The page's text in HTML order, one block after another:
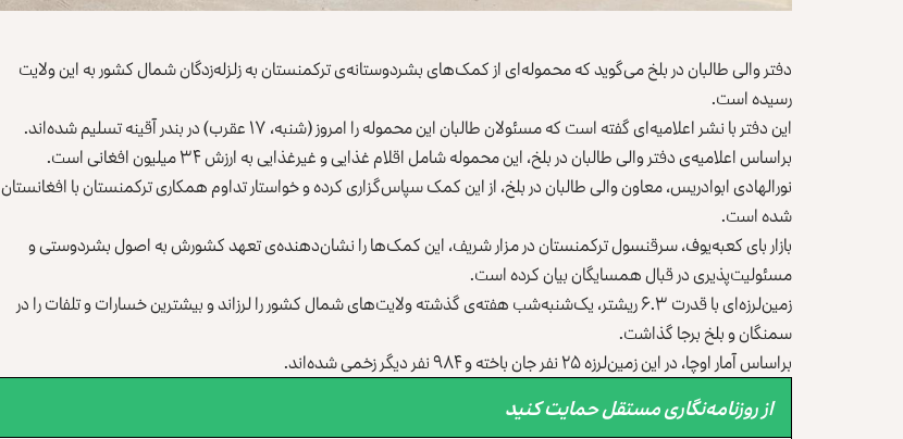
دفتر والی طالبان در بلخ می‌گوید که محموله‌ای از کمک‌های بشردوستانه‌ی ترکمنستان به زلزله‌زدگان شمال کشور به این ولایت
رسیده است.
این دفتر با نشر اعلامیه‌ای گفته است که مسئولان طالبان این محموله را امروز (شنبه، ۱۷ عقرب) در بندر آقینه تسلیم شده‌اند.
براساس اعلامیه‌ی دفتر والی طالبان در بلخ، این محموله شامل اقلام غذایی و غیرغذایی به ارزش ۳۴ میلیون افغانی است.
نورالهادی ابوادریس، معاون والی طالبان در بلخ، از این کمک سپاس‌گزاری کرده و خواستار تداوم همکاری ترکمنستان با افغانستان
شده است.
بازار بای کعبه‌یوف، سرقنسول ترکمنستان در مزار شریف، این کمک‌ها را نشان‌دهنده‌ی تعهد کشورش به اصول بشردوستی و
مسئولیت‌پذیری در قبال همسایگان بیان کرده است.
زمین‌لرزه‌ای با قدرت ۶.۳ ریشتر، یک‌شنبه‌شب هفته‌ی گذشته ولایت‌های شمال کشور را لرزاند و بیشترین خسارات و تلفات را در
سمنگان و بلخ برجا گذاشت.
براساس آمار اوچا، در این زمین‌لرزه ۲۵ نفر جان باخته و ۹۸۴ نفر دیگر زخمی شده‌اند.
از روزنامه‌نگاری مستقل حمایت کنید